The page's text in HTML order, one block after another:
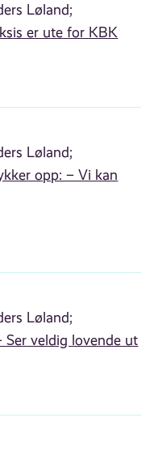
Løland;
er ute for KBK
Løland;
opp: – Vi kan
Løland;
Ser veldig lovende ut